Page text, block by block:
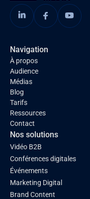
Navigation
À propos
Audience
Médias
Blog
Tarifs
Ressources
Contact
Nos solutions
Vidéo B2B
Conférences digitales
Événements
Marketing Digital
Brand Content